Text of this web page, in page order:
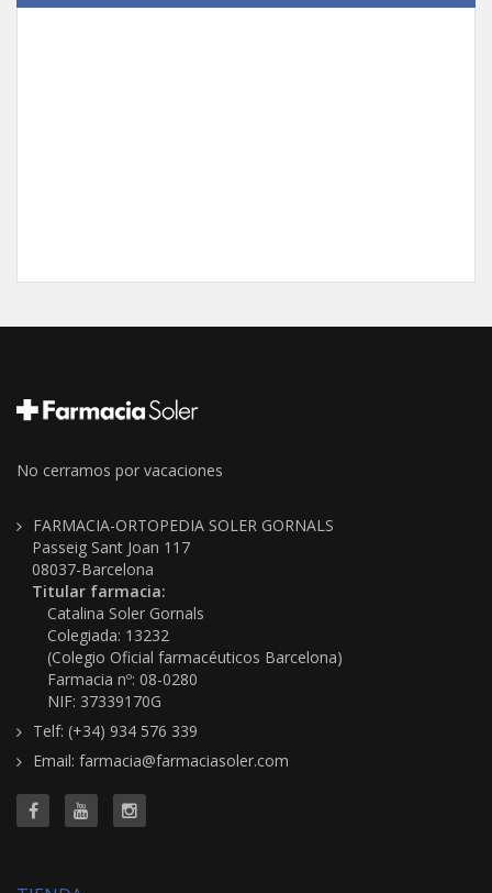
No cerramos por vacaciones
FARMACIA-ORTOPEDIA SOLER GORNALS
Passeig Sant Joan 117
08037-Barcelona
Titular farmacia:
Catalina Soler Gornals
Colegiada: 13232
(Colegio Oficial farmacéuticos Barcelona)
Farmacia nº: 08-0280
NIF: 37339170G
Telf: (+34) 934 576 339
Email: farmacia@farmaciasoler.com